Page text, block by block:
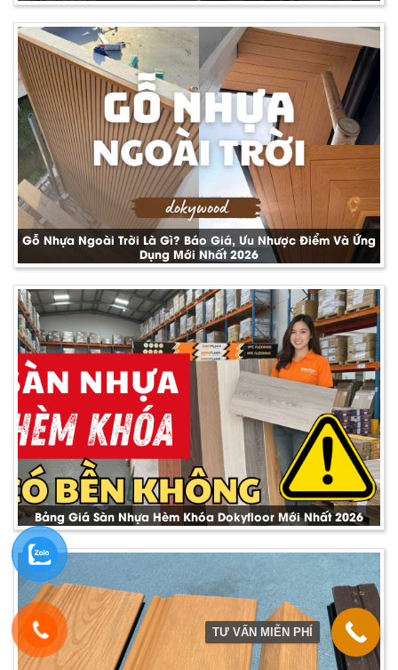
Gỗ Nhựa Ngoài Trời Là Gì? Báo Giá, Ưu Nhược Điểm Và Ứng
Dụng Mới Nhất 2026
Bảng Giá Sàn Nhựa Hèm Khóa Dokyfloor Mới Nhất 2026
TƯ VẤN MIỄN PHÍ